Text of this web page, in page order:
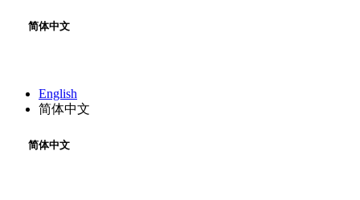
简体中文
English
简体中文
简体中文